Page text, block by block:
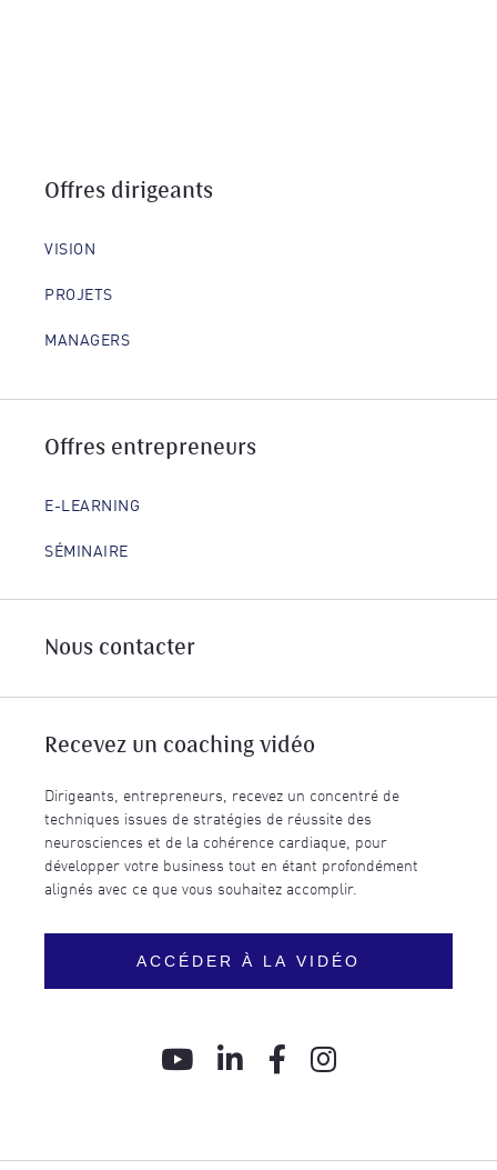
Offres dirigeants
VISION
PROJETS
MANAGERS
Offres entrepreneurs
E-LEARNING
SÉMINAIRE
Nous contacter
Recevez un coaching vidéo
Dirigeants, entrepreneurs, recevez un concentré de
techniques issues de stratégies de réussite des
neurosciences et de la cohérence cardiaque, pour
développer votre business tout en étant profondément
alignés avec ce que vous souhaitez accomplir.
ACCÉDER À LA VIDÉO